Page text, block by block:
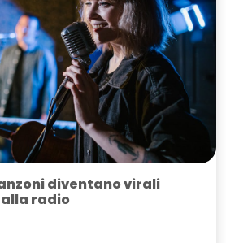
diventano virali
radio